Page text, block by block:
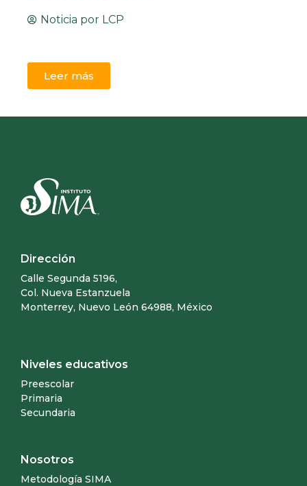
Noticia por LCP
Leer más
Dirección
Calle Segunda 5196,
Col. Nueva Estanzuela
Monterrey, Nuevo León 64988, México
Niveles educativos
Preescolar
Primaria
Secundaria
Nosotros
Metodología SIMA